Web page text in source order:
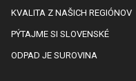
KVALITA Z NAŠICH REGIÓNOV
PÝTAJME SI SLOVENSKÉ
ODPAD JE SUROVINA